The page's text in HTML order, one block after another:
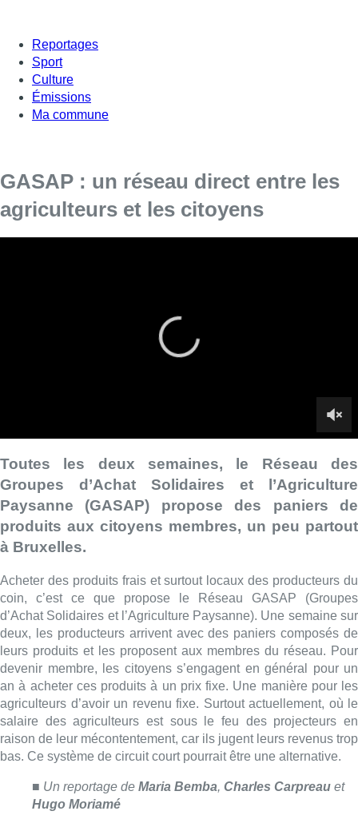
Reportages
Sport
Culture
Émissions
Ma commune
GASAP : un réseau direct entre les
agriculteurs et les citoyens
d’Achat Solidaires et l’Agriculture Paysanne). Une semaine sur
deux, les producteurs arrivent avec des paniers composés de
leurs produits et les proposent aux membres du réseau. Pour
an à acheter ces produits à un prix fixe. Une manière pour les
agriculteurs d’avoir un revenu fixe. Surtout actuellement, où le
salaire des agriculteurs est sous le feu des projecteurs en
raison de leur mécontentement, car ils jugent leurs revenus trop
bas. Ce système de circuit court pourrait être une alternative.
Hugo Moriamé
Lire aussi :
La Commune d’Ixelles ouvre un
registre de condoléances en
mémoire de Jaswinder Singh,
commerçant tué lors d’un